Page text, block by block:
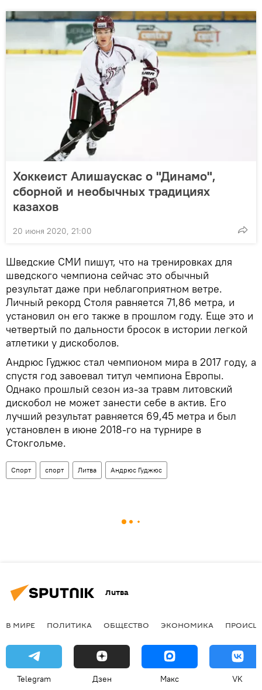
Хоккеист Алишаускас о "Динамо",
сборной и необычных традициях
казахов
20 июня 2020, 21:00
Шведские СМИ пишут, что на тренировках для
шведского чемпиона сейчас это обычный
результат даже при неблагоприятном ветре.
Личный рекорд Столя равняется 71,86 метра, и
установил он его также в прошлом году. Еще это и
четвертый по дальности бросок в истории легкой
атлетики у дискоболов.
Андрюс Гуджюс стал чемпионом мира в 2017 году, а
спустя год завоевал титул чемпиона Европы.
Однако прошлый сезон из-за травм литовский
дискобол не может занести себе в актив. Его
лучший результат равняется 69,45 метра и был
установлен в июне 2018-го на турнире в
Стокгольме.
Спорт спорт Литва Андрюс Гуджюс
Литва
В МИРЕ ПОЛИТИКА ОБЩЕСТВО ЭКОНОМИКА
Telegram Дзен Макс VK